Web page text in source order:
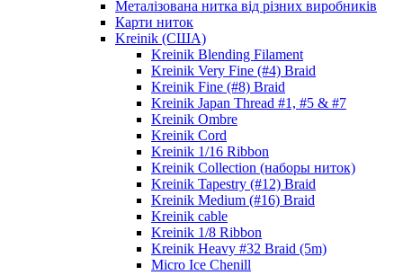
Металізована нитка від різних виробників
Карти ниток
Kreinik (США)
Kreinik Blending Filament
Kreinik Very Fine (#4) Braid
Kreinik Fine (#8) Braid
Kreinik Japan Thread #1, #5 & #7
Kreinik Ombre
Kreinik Cord
Kreinik 1/16 Ribbon
Kreinik Collection (наборы ниток)
Kreinik Tapestry (#12) Braid
Kreinik Medium (#16) Braid
Kreinik cable
Kreinik 1/8 Ribbon
Kreinik Heavy #32 Braid (5m)
Micro Ice Chenill